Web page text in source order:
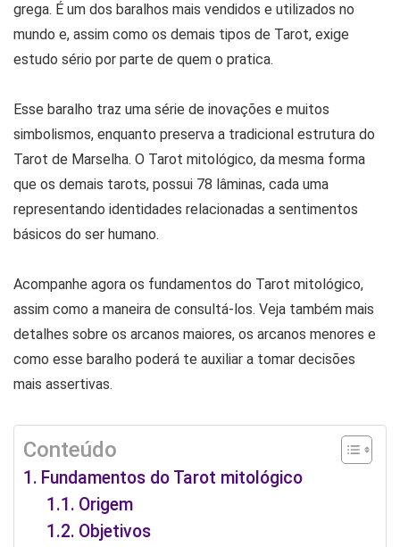
grega. É um dos baralhos mais vendidos e utilizados no
mundo e, assim como os demais tipos de Tarot, exige
estudo sério por parte de quem o pratica.
Esse baralho traz uma série de inovações e muitos
simbolismos, enquanto preserva a tradicional estrutura do
Tarot de Marselha. O Tarot mitológico, da mesma forma
que os demais tarots, possui 78 lâminas, cada uma
representando identidades relacionadas a sentimentos
básicos do ser humano.
Acompanhe agora os fundamentos do Tarot mitológico,
assim como a maneira de consultá-los. Veja também mais
detalhes sobre os arcanos maiores, os arcanos menores e
como esse baralho poderá te auxiliar a tomar decisões
mais assertivas.
Conteúdo
Fundamentos do Tarot mitológico
Origem
Objetivos